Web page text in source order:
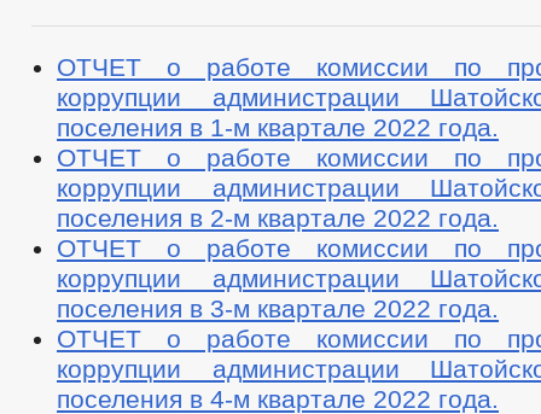
ОТЧЕТ о работе комиссии по
коррупции администрации
поселения в 1-м квартале 2022 года.
ОТЧЕТ о работе комиссии по
коррупции администрации
поселения в 2-м квартале 2022 года.
ОТЧЕТ о работе комиссии по
коррупции администрации
поселения в 3-м квартале 2022 года.
ОТЧЕТ о работе комиссии по
коррупции администрации
поселения в 4-м квартале 2022 года.